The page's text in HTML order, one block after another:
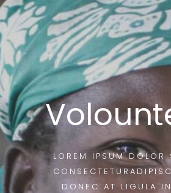
LOREM IPSUM DOLOR
DONEC AT LIGULA